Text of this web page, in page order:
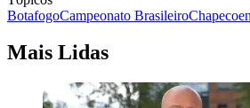
BotafogoCampeonato Brasileiro
Mais Lidas